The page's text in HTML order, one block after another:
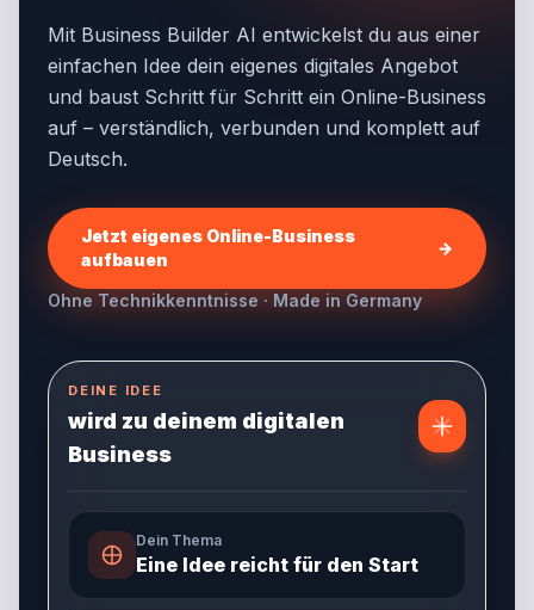
Mit Business Builder AI entwickelst du aus einer
einfachen Idee dein eigenes digitales Angebot
und baust Schritt für Schritt ein Online-Business
auf – verständlich, verbunden und komplett auf
Deutsch.
Jetzt eigenes Online-Business
aufbauen
→
Ohne Technikkenntnisse · Made in Germany
DEINE IDEE
wird zu deinem digitalen
Business
Dein Thema
Eine Idee reicht für den Start